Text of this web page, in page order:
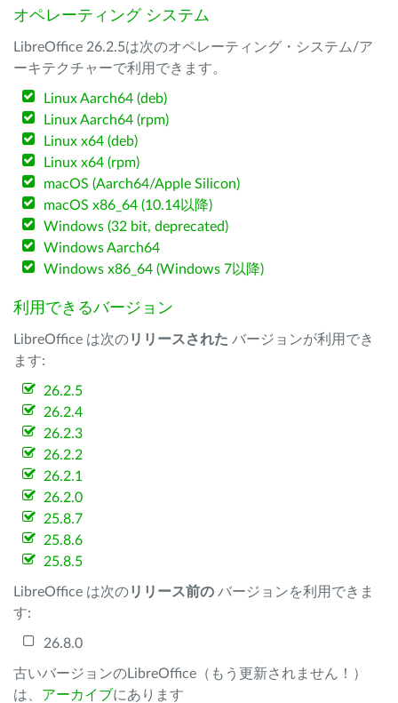
オペレーティング システム
LibreOffice 26.2.5は次のオペレーティング・システム/ア
ーキテクチャーで利用できます。
Linux Aarch64 (deb)
Linux Aarch64 (rpm)
Linux x64 (deb)
Linux x64 (rpm)
macOS (Aarch64/Apple Silicon)
macOS x86_64 (10.14以降)
Windows (32 bit, deprecated)
Windows Aarch64
Windows x86_64 (Windows 7以降)
利用できるバージョン
LibreOffice は次のリリースされた バージョンが利用でき
ます:
26.2.5
26.2.4
26.2.3
26.2.2
26.2.1
26.2.0
25.8.7
25.8.6
25.8.5
LibreOffice は次のリリース前の バージョンを利用できま
す:
26.8.0
古いバージョンのLibreOffice（もう更新されません！）
は、 アーカイブにあります